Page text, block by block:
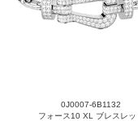
0J0007-6B1132
フォース10 XL ブレスレッ